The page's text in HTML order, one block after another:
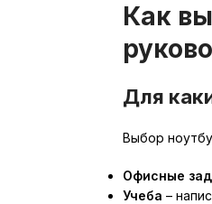
Как
Для
Выбор
Офисные
Учеба –